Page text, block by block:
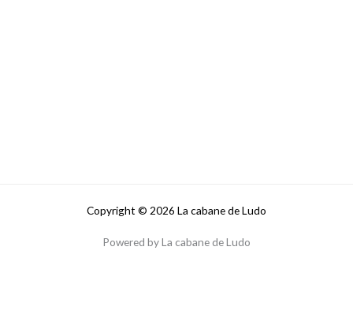
Copyright © 2026 La cabane de Ludo
Powered by La cabane de Ludo